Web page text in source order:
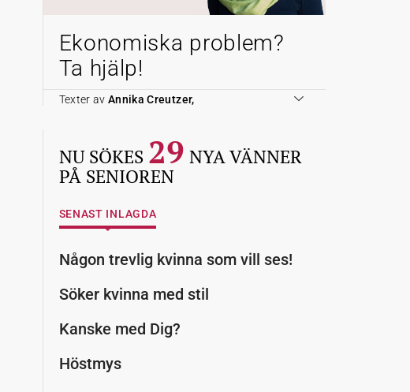
Ekonomiska problem?
Ta hjälp!
Texter av Annika Creutzer,
NU SÖKES 29 NYA VÄNNER
PÅ SENIOREN
SENAST INLAGDA
Någon trevlig kvinna som vill ses!
Söker kvinna med stil
Kanske med Dig?
Höstmys